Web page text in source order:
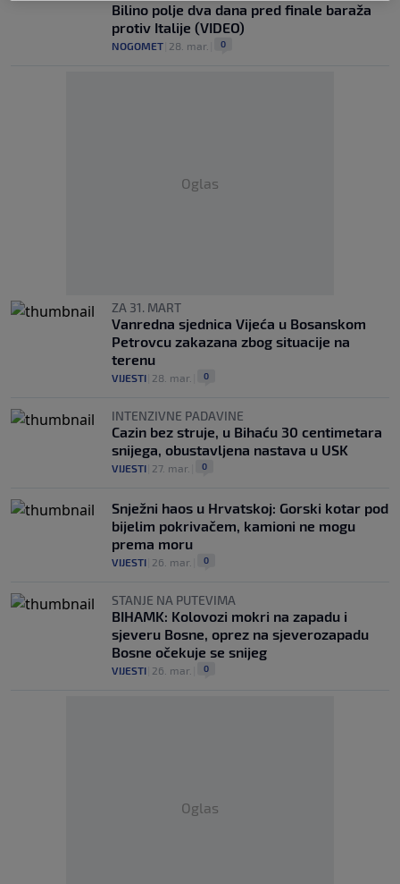
Bilino polje dva dana pred finale baraža
protiv Italije (VIDEO)
NOGOMET 28. mar. 0
Oglas
ZA 31. MART
Vanredna sjednica Vijeća u Bosanskom
Petrovcu zakazana zbog situacije na
terenu
VIJESTI 28. mar. 0
INTENZIVNE PADAVINE
Cazin bez struje, u Bihaću 30 centimetara
snijega, obustavljena nastava u USK
VIJESTI 27. mar. 0
Snježni haos u Hrvatskoj: Gorski kotar pod
bijelim pokrivačem, kamioni ne mogu
prema moru
VIJESTI 26. mar. 0
STANJE NA PUTEVIMA
BIHAMK: Kolovozi mokri na zapadu i
sjeveru Bosne, oprez na sjeverozapadu
Bosne očekuje se snijeg
VIJESTI 26. mar. 0
Oglas